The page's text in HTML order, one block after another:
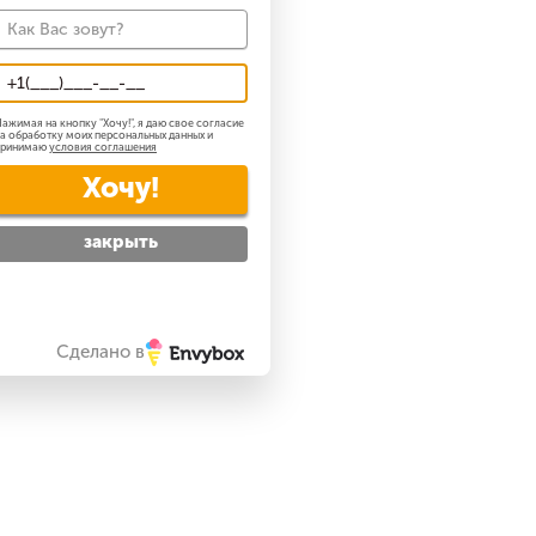
на кнопку "Хочу!", я даю свое согласие
обработку моих персональных данных и
условия соглашения
Хочу!
закрыть
Сделано в